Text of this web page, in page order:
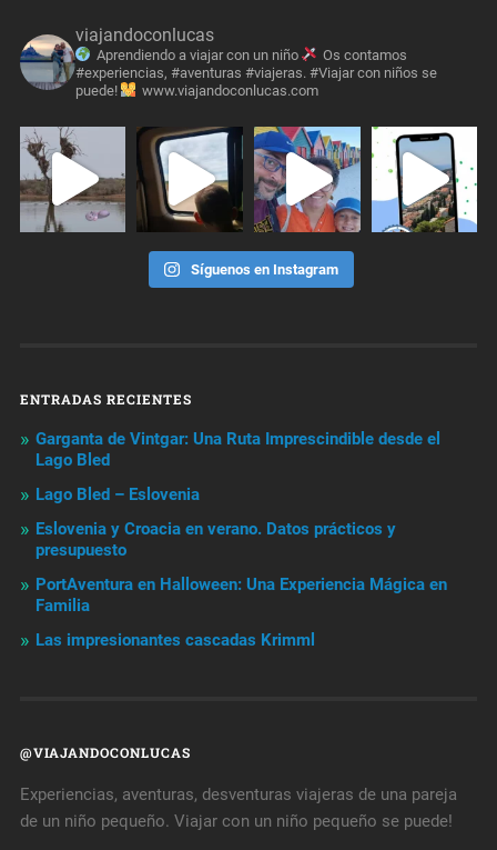
viajandoconlucas
Aprendiendo a viajar con un niño
Os contamos
#experiencias, #aventuras #viajeras. #Viajar con niños se
puede!
www.viajandoconlucas.com
Síguenos en Instagram
ENTRADAS RECIENTES
Garganta de Vintgar: Una Ruta Imprescindible desde el
Lago Bled
Lago Bled – Eslovenia
Eslovenia y Croacia en verano. Datos prácticos y
presupuesto
PortAventura en Halloween: Una Experiencia Mágica en
Familia
Las impresionantes cascadas Krimml
@VIAJANDOCONLUCAS
Experiencias, aventuras, desventuras viajeras de una pareja
de un niño pequeño. Viajar con un niño pequeño se puede!